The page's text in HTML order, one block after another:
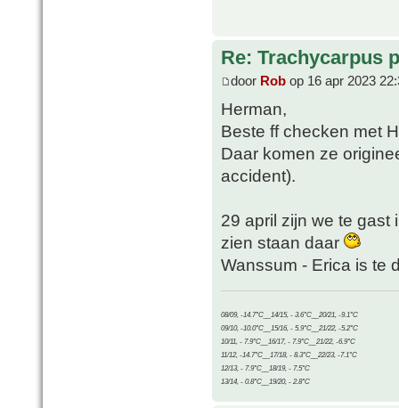
Re: Trachycarpus
door Rob op 16 apr 2023
Herman,
Beste ff checken met
Daar komen ze
accident).
29 april zijn we te gast
zien staan daar
Wanssum - Erica is te
08/09, -14.7°C__14/15, - 3.6°C__20/21, -9.1°C
09/10, -10.0°C__15/16, - 5.9°C__21/22, -5.2°C
10/11, - 7.9°C__16/17, - 7.9°C__21/22, -6.9°C
11/12, -14.7°C__17/18, - 8.3°C__22/23, -7.1°C
12/13, - 7.9°C__18/19, - 7.5°C
13/14, - 0.8°C__19/20, - 2.8°C